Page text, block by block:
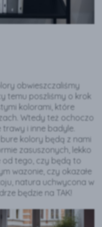
obwieszczaliśmy
temu poszliśmy o krok
kolorami, które
Wtedy też ochoczo
trawy i inne badyle.
kolory będą z nami
zasuszonych, lekko
od tego, czy będą to
wazonie, czy okazałe
natura uchwycona w
będzie na TAK!